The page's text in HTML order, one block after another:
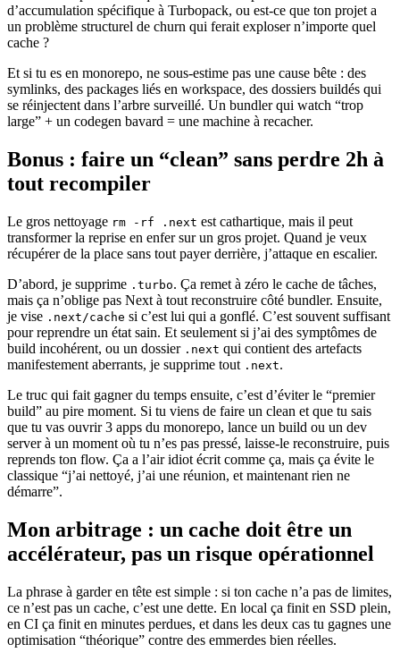
d’accumulation spécifique à Turbopack, ou est-ce que ton projet a
un problème structurel de churn qui ferait exploser n’importe quel
cache ?
Et si tu es en monorepo, ne sous-estime pas une cause bête : des
symlinks, des packages liés en workspace, des dossiers buildés qui
se réinjectent dans l’arbre surveillé. Un bundler qui watch “trop
large” + un codegen bavard = une machine à recacher.
Bonus : faire un “clean” sans perdre 2h à
tout recompiler
Le gros nettoyage rm -rf .next est cathartique, mais il peut
transformer la reprise en enfer sur un gros projet. Quand je veux
récupérer de la place sans tout payer derrière, j’attaque en escalier.
D’abord, je supprime .turbo. Ça remet à zéro le cache de tâches,
mais ça n’oblige pas Next à tout reconstruire côté bundler. Ensuite,
je vise .next/cache si c’est lui qui a gonflé. C’est souvent suffisant
pour reprendre un état sain. Et seulement si j’ai des symptômes de
build incohérent, ou un dossier .next qui contient des artefacts
manifestement aberrants, je supprime tout .next.
Le truc qui fait gagner du temps ensuite, c’est d’éviter le “premier
build” au pire moment. Si tu viens de faire un clean et que tu sais
que tu vas ouvrir 3 apps du monorepo, lance un build ou un dev
server à un moment où tu n’es pas pressé, laisse-le reconstruire, puis
reprends ton flow. Ça a l’air idiot écrit comme ça, mais ça évite le
classique “j’ai nettoyé, j’ai une réunion, et maintenant rien ne
démarre”.
Mon arbitrage : un cache doit être un
accélérateur, pas un risque opérationnel
La phrase à garder en tête est simple : si ton cache n’a pas de limites,
ce n’est pas un cache, c’est une dette. En local ça finit en SSD plein,
en CI ça finit en minutes perdues, et dans les deux cas tu gagnes une
optimisation “théorique” contre des emmerdes bien réelles.